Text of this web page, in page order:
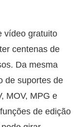
vídeo gratuito
centenas de
Da mesma
de suportes de
MOV, MPG e
de edição